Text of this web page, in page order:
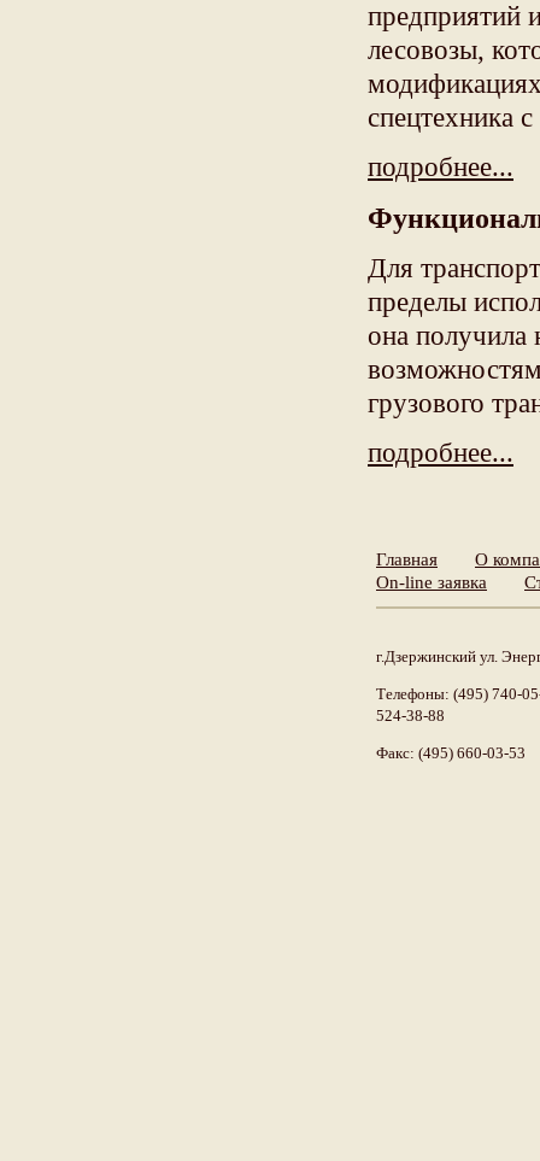
предприятий
лесовозы,
спецтехника
подробнее...
Для
пределы
она получила
грузового
подробнее...
Главная
О
On-line заявка
г.Дзержинский ул.
Телефоны: (495) 740-
524-38-88
Факс: (495) 660-03-53